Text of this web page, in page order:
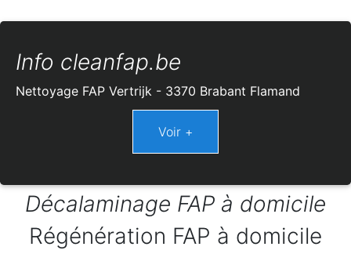
Info cleanfap.be
Nettoyage FAP Vertrijk - 3370 Brabant Flamand
Décalaminage FAP à domicile
Régénération FAP à domicile